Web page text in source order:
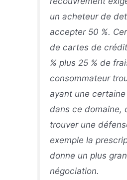
un acheteur de
accepter 50 %.
de cartes de
% plus 25 % de
consommateur
ayant une
dans ce domaine,
trouver une
exemple la
donne un plus
négociation.